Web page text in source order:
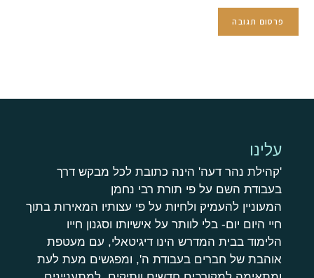
עלינו
'קהילת נהר דעה' הינה כתובת לכל מבקש דרך
בעבודת השם על פי תורת רבי נחמן
המעוניין להעמיק ולחיות על פי עצותיו המאירות בתוך
חיי היום יום- בלי לוותר על אישיותו וסגנון חייו
הלימוד בבית המדרש הינו דיגיטאלי, עם מעטפת
אוהבת של חברים בעבודת ה', ומפגשים מעת לעת